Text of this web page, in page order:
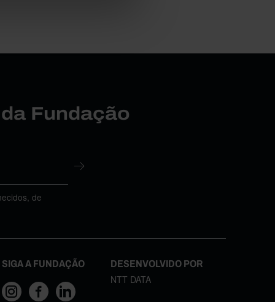
Fundação
de
SIGA A FUNDAÇÃO DESENVOLVIDO POR
NTT DATA